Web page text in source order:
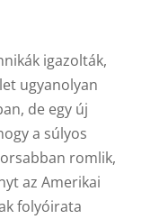
igazolták,
ugyanolyan
de egy új
a súlyos
romlik,
az Amerikai
folyóirata